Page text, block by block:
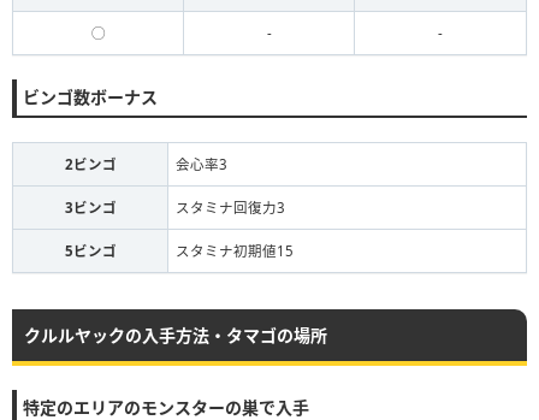
◯ - -
ビンゴ数ボーナス
2ビンゴ 会心率3
3ビンゴ スタミナ回復力3
5ビンゴ スタミナ初期値15
クルルヤックの入手方法・タマゴの場所
特定のエリアのモンスターの巣で入手